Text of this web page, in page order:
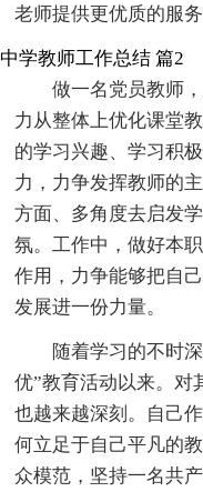
老师提供更优质的服务
中学教师工作总结 篇2
做一名党员教师
力从整体上优化课堂
的学习兴趣、学习积
力，力争发挥教师的
方面、多角度去启发
氛。工作中，做好本
作用，力争能够把自
发展进一份力量。
随着学习的不时
优”教育活动以来。对
也越来越深刻。自己
何立足于自己平凡的
众模范，坚持一名共